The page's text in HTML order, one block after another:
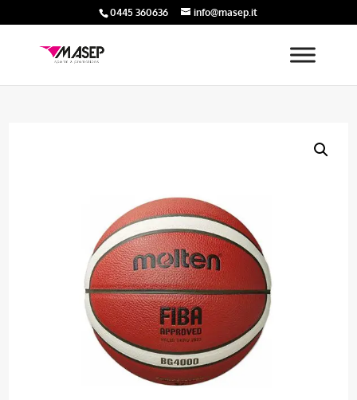
0445 360636 info@masep.it